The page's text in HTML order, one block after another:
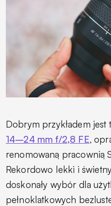
Dobrym przykładem jest
14–24 mm f/2,8 FE,
renomowaną pracownią
Rekordowo lekki i
doskonały wybór dla
pełnoklatkowych